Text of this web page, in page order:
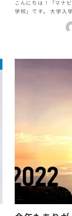
こんにちは！「マナ
学校」です。 大学入